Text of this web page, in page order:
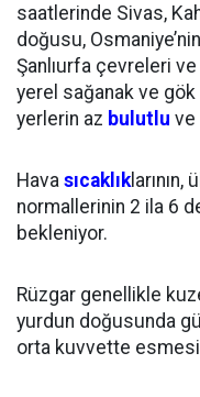
saatlerinde Sivas,
doğusu,
Şanlıurfa çevreleri
yerel sağanak ve
yerlerin az bulutlu ve
Hava sıcaklık
normallerinin 2 ila 6
bekleniyor.
Rüzgar genellikle
yurdun doğusunda
orta kuvvette